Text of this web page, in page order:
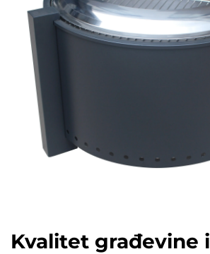
Kvalitet građevine i